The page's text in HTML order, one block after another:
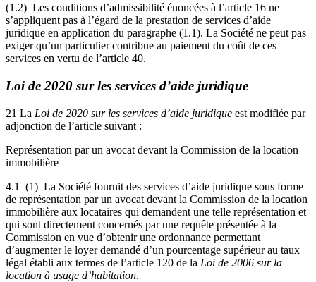
(1.2) Les conditions d’admissibilité énoncées à l’article 16 ne
s’appliquent pas à l’égard de la prestation de services d’aide
juridique en application du paragraphe (1.1). La Société ne peut pas
exiger qu’un particulier contribue au paiement du coût de ces
services en vertu de l’article 40.
Loi de 2020 sur les services d’aide juridique
21 La Loi de 2020 sur les services d’aide juridique est modifiée par
adjonction de l’article suivant :
Représentation par un avocat devant la Commission de la location
immobilière
4.1 (1) La Société fournit des services d’aide juridique sous forme
de représentation par un avocat devant la Commission de la location
immobilière aux locataires qui demandent une telle représentation et
qui sont directement concernés par une requête présentée à la
Commission en vue d’obtenir une ordonnance permettant
d’augmenter le loyer demandé d’un pourcentage supérieur au taux
légal établi aux termes de l’article 120 de la Loi de 2006 sur la
location à usage d’habitation.